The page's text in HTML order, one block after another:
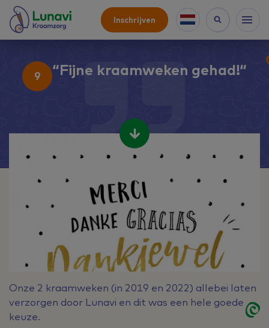
Inschrijven
9 Fijne kraamweken gehad!
Onze 2 kraamweken (in 2019 en 2022) allebei laten
verzorgen door Lunavi en dit was een hele goede
keuze.